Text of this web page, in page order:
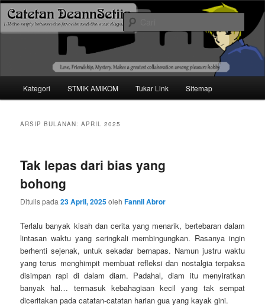
Catetan DS
Mari bermimpi dan ciptakan kehendak
Langsung
utama
Langsung
sekunder
Kategori STMIK AMIKOM Tukar Link Sitemap
ARSIP BULANAN:APRIL 2025
Tak lepas dari bias yang
bohong
Ditulis pada23 April, 2025olehFannil Abror
Terlalu banyak kisah dan cerita yang menarik, bertebaran dalam
lintasan waktu yang seringkali membingungkan. Rasanya ingin
berhenti sejenak, untuk sekadar bernapas. Namun justru waktu
yang terus menghimpit membuat refleksi dan nostalgia terpaksa
disimpan rapi di dalam diam. Padahal, diam itu menyiratkan
banyak hal… termasuk kebahagiaan kecil yang tak sempat
diceritakan pada catatan-catatan harian gua yang kayak gini.